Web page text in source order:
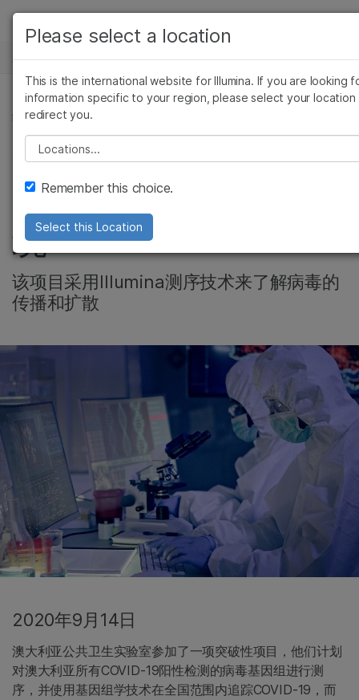
Skip to content
解决方案
学习
公司
支持
推荐内容链接
新闻中心
细胞和分子生物学, 药物开发基因组学, 公司, 微生物
澳大利亚建立首个国
家COVID-19追踪系
统
该项目采用Illumina测序技术来了解病毒的
传播和扩散
2020年9月14日
澳大利亚公共卫生实验室参加了一项突破性项目，他们计划
对澳大利亚所有COVID-19阳性检测的病毒基因组进行测
序，并使用基因组学技术在全国范围内追踪COVID-19，而
查看更多相关内容。选择您感兴趣的领域:
癌症研究
微生物学
农业基因组学
复杂疾病
临床肿瘤学
遗传病和罕见病
Please select a location
This is the international website for Illumina. If you are looking
information specific to your region, please select your location
redirect you.
Please select a location
Remember this choice.
Select this Location